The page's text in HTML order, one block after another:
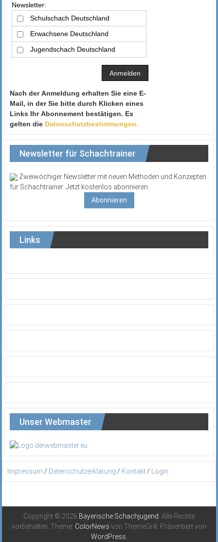
Newsletter:
Schulschach Deutschland
Erwachsene Deutschland
Jugendschach Deutschland
Nach der Anmeldung erhalten Sie eine E-
Mail, in der Sie bitte durch Klicken eines
Links Ihr Abonnement bestätigen. Es
gelten die Datenschutzbestimmungen.
Newsletter für Schachtrainer
Zweiwöchiger Newsletter mit neuen Methoden und Konzepten
für Schachtrainer. Jetzt kostenlos abonnieren.
Abonnieren
Links
Unser Webmaster
Impressum / Datenschutzerklärung / Kontakt / Login
Copyright © 2026 Bayerische Schachjugend . Alle Rechte
vorbehalten. Theme: ColorNews von ThemeGrill. Präsentiert von
WordPress